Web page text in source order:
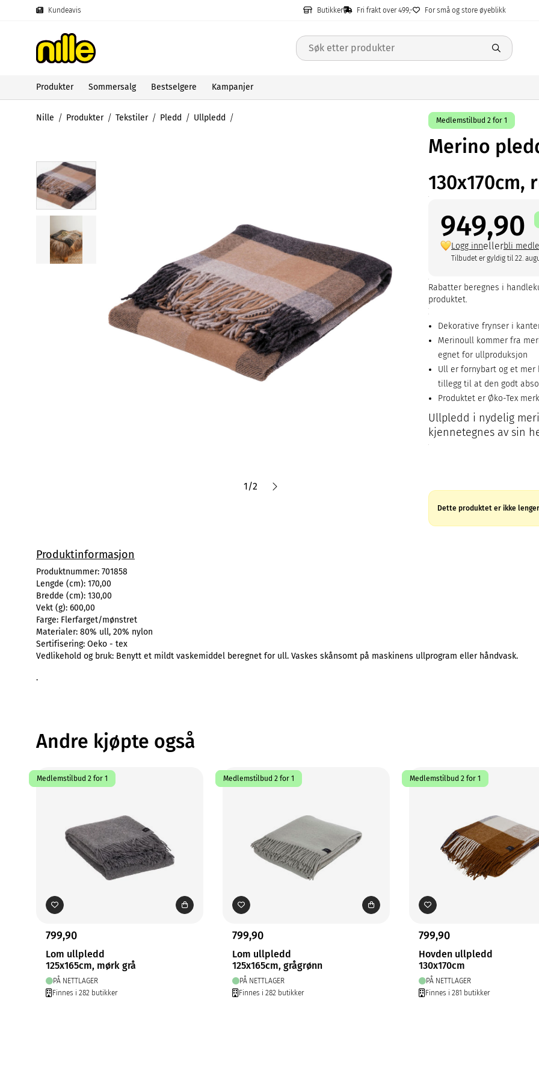
Kundeavis Butikker Fri frakt over 499,- For små og store øyeblikk
Produkter Sommersalg Bestselgere Kampanjer
Nille Produkter Tekstiler Pledd Ullpledd
1/2
Medlemstilbud 2 for 1
Merino
130x170cm,
949,90
Logg innellerbli
Tilbudet er gyldig til 22.
Rabatter beregnes i
produktet.
Dekorative frynser i
Merinoull kommer fra
egnet for ullproduksjon
Ull er fornybart og et
tillegg til at den godt
Produktet er Øko-Tex
Ullpledd i nydelig
kjennetegnes av sin
Dette produktet er ikke
Produktinformasjon
Produktnummer: 701858
Lengde (cm): 170,00
Bredde (cm): 130,00
Vekt (g): 600,00
Farge: Flerfarget/mønstret
Materialer: 80% ull, 20% nylon
Sertifisering: Oeko - tex
Vedlikehold og bruk: Benytt et mildt vaskemiddel beregnet for ull. Vaskes skånsomt på maskinens ullprogram eller håndvask.
.
Andre kjøpte også
Medlemstilbud 2 for 1
799,90
Lom ullpledd
125x165cm, mørk grå
PÅ NETTLAGER
Finnes i 282 butikker
Medlemstilbud 2 for 1
799,90
Lom ullpledd
125x165cm, grågrønn
PÅ NETTLAGER
Finnes i 282 butikker
Medlemstilbud 2 for 1
799,90
Hovden ullpledd
130x170cm
PÅ NETTLAGER
Finnes i 281 butikker